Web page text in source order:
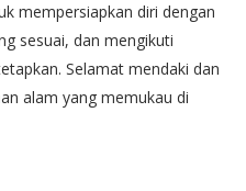
mempersiapkan diri dengan
sesuai, dan mengikuti
Selamat mendaki dan
alam yang memukau di